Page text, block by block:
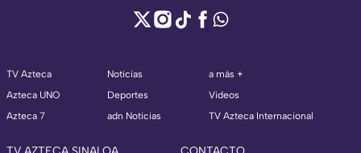
TV Azteca
Azteca UNO
Azteca 7
Noticias
Deportes
adn Noticias
a más +
Videos
TV Azteca Internacional